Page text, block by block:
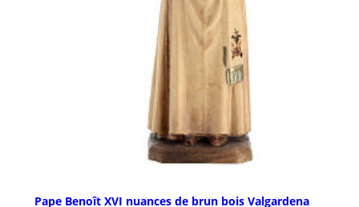
Pape Benoît XVI nuances de brun bois Valgardena